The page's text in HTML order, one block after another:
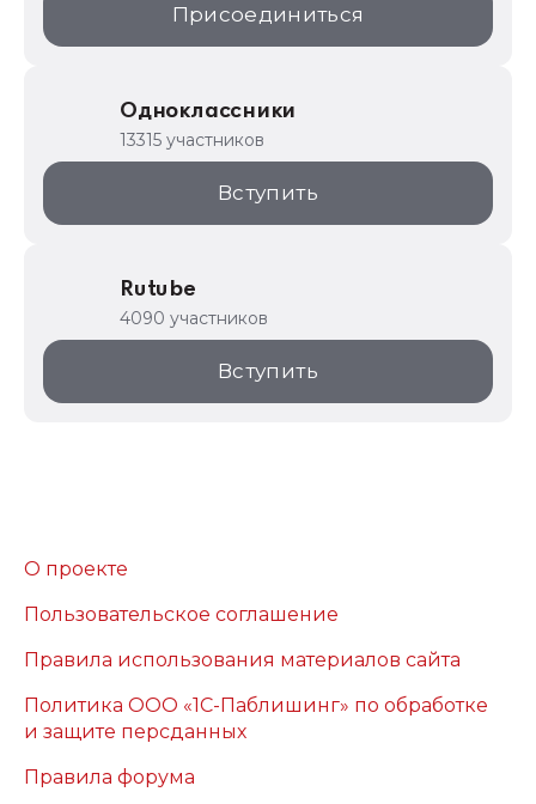
Присоединиться
Одноклассники
13315 участников
Вступить
Rutube
4090 участников
Вступить
О проекте
Пользовательское соглашение
Правила использования материалов сайта
Политика ООО «1С-Паблишинг» по обработке
и защите персданных
Правила форума